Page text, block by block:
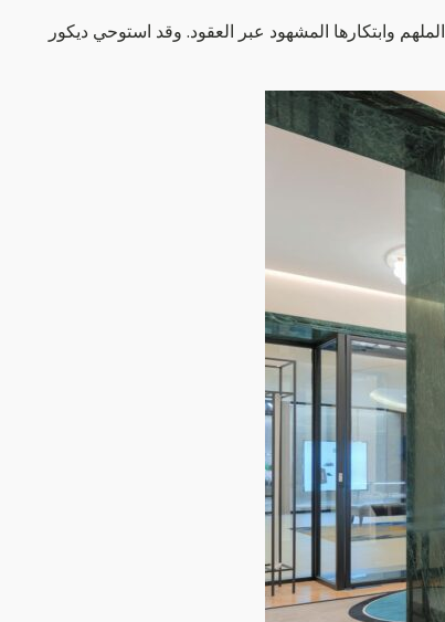
وابتكارها المشهود عبر العقود. وقد استوحي ديكور